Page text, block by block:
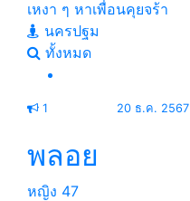
เหงา ๆ หาเพื่อนคุยจร้า
นครปฐม
ทั้งหมด
1 20 ธ.ค. 2567
พลอย
หญิง 47